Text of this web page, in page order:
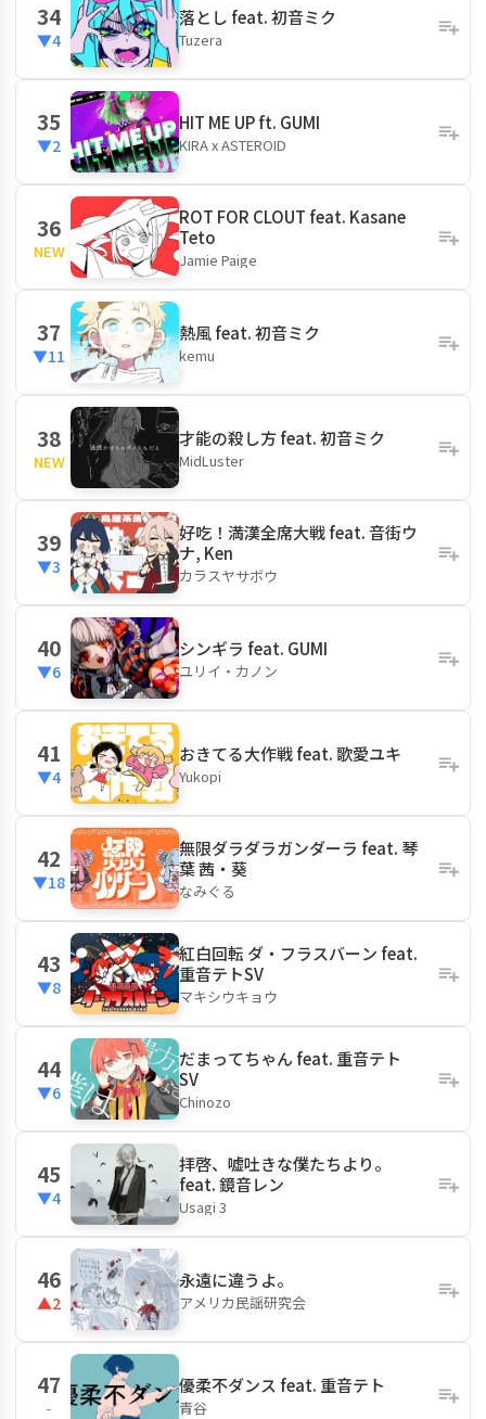
34
▼4
落とし feat. 初音ミク
Tuzera
35
▼2
HIT ME UP ft. GUMI
KIRA x ASTEROID
36
NEW
ROT FOR CLOUT feat. Kasane
Teto
Jamie Paige
37
▼11
熱風 feat. 初音ミク
kemu
38
NEW
才能の殺し方 feat. 初音ミク
MidLuster
39
▼3
好吃！満漢全席大戦 feat. 音街ウ
ナ, Ken
カラスヤサボウ
40
▼6
シンギラ feat. GUMI
ユリイ・カノン
41
▼4
おきてる大作戦 feat. 歌愛ユキ
Yukopi
42
▼18
無限ダラダラガンダーラ feat. 琴
葉 茜・葵
なみぐる
43
▼8
紅白回転 ダ・フラスバーン feat.
重音テトSV
マキシウキョウ
44
▼6
だまってちゃん feat. 重音テト
SV
Chinozo
45
▼4
拝啓、嘘吐きな僕たちより。
feat. 鏡音レン
Usagi 3
46
▲2
永遠に違うよ。
アメリカ民謡研究会
47
-
優柔不ダンス feat. 重音テト
青谷